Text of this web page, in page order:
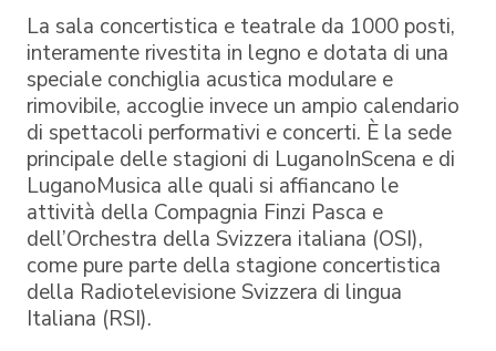
La sala concertistica e teatrale da 1000 posti,
interamente rivestita in legno e dotata di una
speciale conchiglia acustica modulare e
rimovibile, accoglie invece un ampio calendario
di spettacoli performativi e concerti. È la sede
principale delle stagioni di LuganoInScena e di
LuganoMusica alle quali si affiancano le
attività della Compagnia Finzi Pasca e
dell’Orchestra della Svizzera italiana (OSI),
come pure parte della stagione concertistica
della Radiotelevisione Svizzera di lingua
Italiana (RSI).